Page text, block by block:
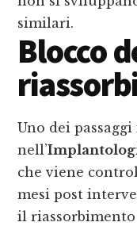
similari.
Blocco
Uno dei
nell’
che viene
mesi post
il riassorbimento